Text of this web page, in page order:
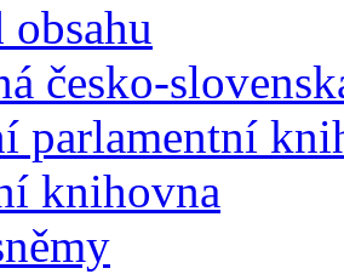
obsahu
česko-
parlamentní
knihovna